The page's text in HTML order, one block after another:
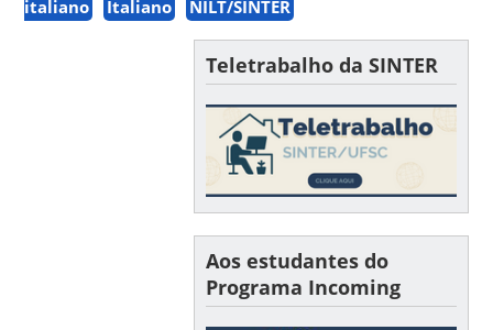
italiano Italiano NILT/SINTER
Teletrabalho da SINTER
Aos estudantes do
Programa Incoming